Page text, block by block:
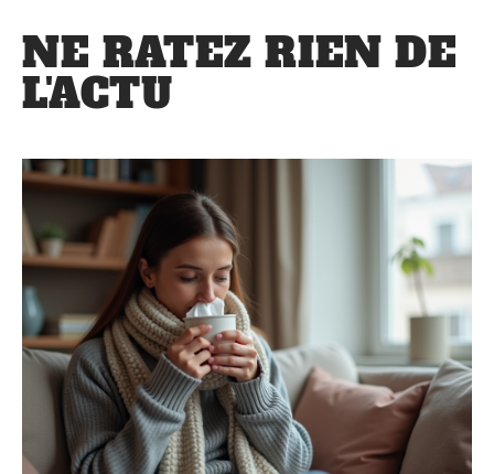
NE RATEZ RIEN DE
L'ACTU